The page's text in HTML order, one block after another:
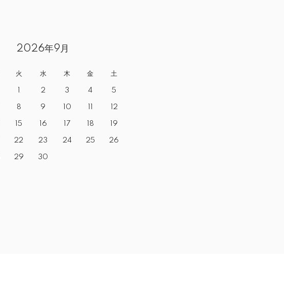
2026年9月
火 水 木 金 土
2 3 4 5
8 9 10 12
15 16 17 18 19
22 23 24 25 26
29 30